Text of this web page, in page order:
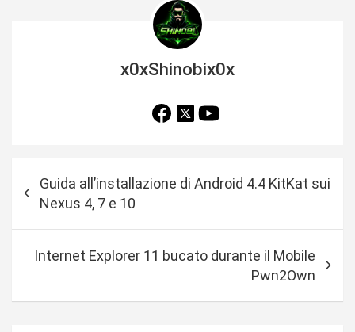
x0xShinobix0x
a
Guida all’installazione di Android 4.4 KitKat sui
Nexus 4, 7 e 10
Internet Explorer 11 bucato durante il Mobile
Pwn2Own